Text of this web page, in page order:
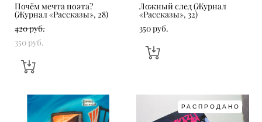
Почём мечта поэта?
(Журнал «Рассказы», 28)
420 pуб.
350 pуб.
Ложный след (Журнал
«Рассказы», 32)
350 pуб.
РАСПРОДАНО